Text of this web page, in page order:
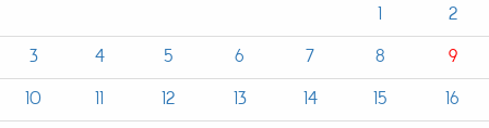
1
2
3
4 5 6 7 8
9
10
11 12 13 14 15
16